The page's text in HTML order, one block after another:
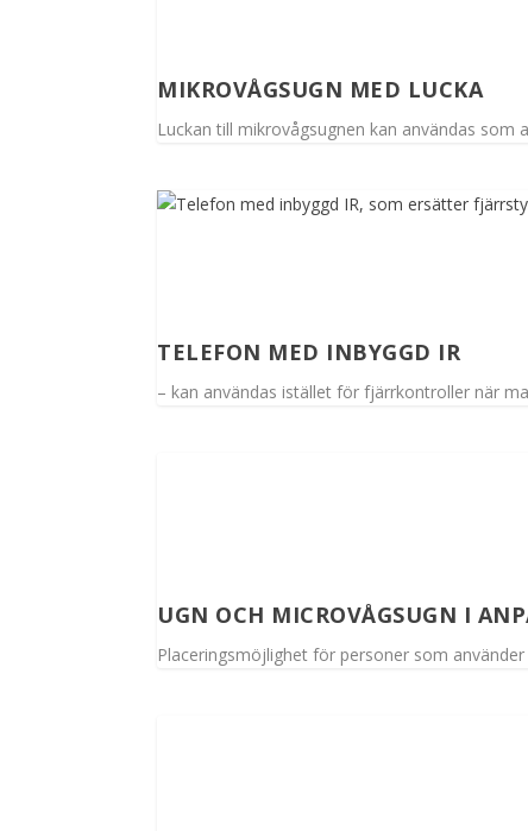
MIKROVÅGSUGN MED LUCKA
Luckan till mikrovågsugnen kan användas som
TELEFON MED INBYGGD IR
– kan användas istället för fjärrkontroller när
UGN OCH MICROVÅGSUGN I
Placeringsmöjlighet för personer som